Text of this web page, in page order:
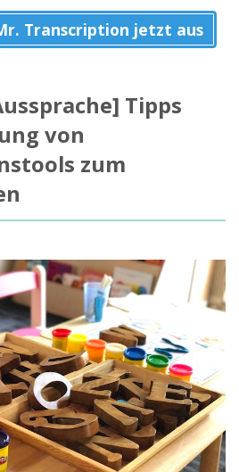
Transcription jetzt aus
Tipps
von
zum